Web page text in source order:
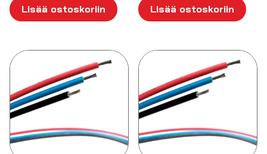
Lisää ostoskoriin Lisää ostoskoriin